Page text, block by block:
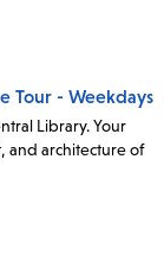
Tour - Weekdays
Library. Your
and architecture of